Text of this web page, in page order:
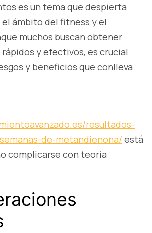
es un tema que despierta
ámbito del fitness y el
muchos buscan obtener
y efectivos, es crucial
y beneficios que conlleva
resultados-
de-metandienona/ está
complicarse con teoría